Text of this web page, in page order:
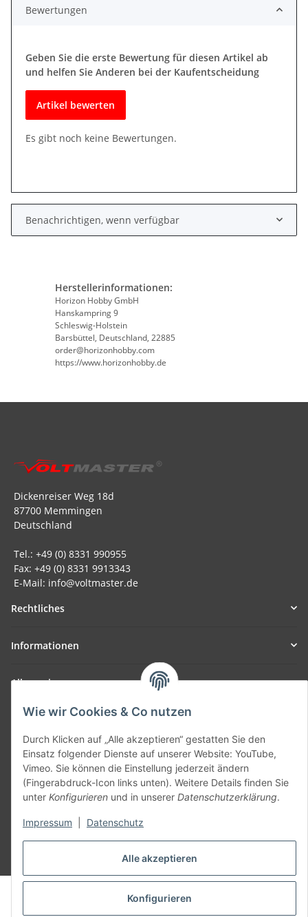
Alle akzeptieren
Konfigurieren
Wie wir Cookies & Co nutzen
Durch Klicken auf „Alle akzeptieren“ gestatten Sie den
Einsatz folgender Dienste auf unserer Website: YouTube,
Vimeo. Sie können die Einstellung jederzeit ändern
(Fingerabdruck-Icon links unten). Weitere Details finden Sie
unter Konfigurieren und in unserer Datenschutzerklärung.
Impressum Datenschutz
Bewertungen
Geben Sie die erste Bewertung für diesen Artikel ab
und helfen Sie Anderen bei der Kaufentscheidung
Artikel bewerten
Es gibt noch keine Bewertungen.
Benachrichtigen, wenn verfügbar
Herstellerinformationen:
Horizon Hobby GmbH
Hanskampring 9
Schleswig-Holstein
Barsbüttel, Deutschland, 22885
order@horizonhobby.com
https://www.horizonhobby.de
Dickenreiser Weg 18d
87700 Memmingen
Deutschland
Tel.: +49 (0) 8331 990955
Fax: +49 (0) 8331 9913343
E-Mail: info@voltmaster.de
Rechtliches
Informationen
Allgemein
Teil unseres Netzwerks:
SmoliTec - Safety. Simplified. Worldwide. ( B2B Shop )
Vertrag widerrufen
* Alle Preise inkl. gesetzlicher USt., zzgl.Versand
© voltmaster.de
Powered byJTL-Shop